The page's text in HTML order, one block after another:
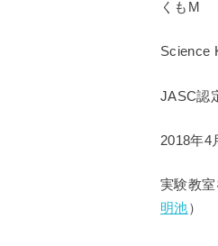
くもM
Science
JASC認
2018年4
実験教
明池）